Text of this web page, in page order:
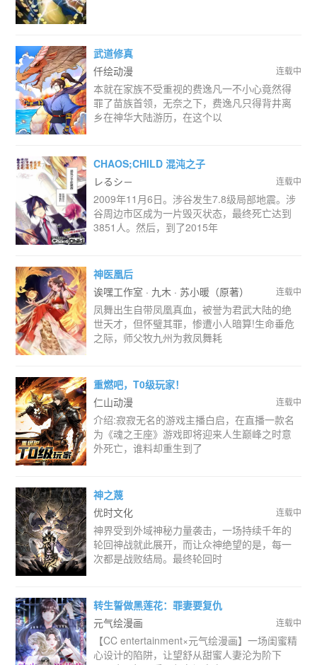
武道修真
仟绘动漫
连载中
本就在家族不受重视的费逸凡一不小心竟然得
罪了苗族首领，无奈之下，费逸凡只得背井离
乡在神华大陆游历，在这个以
CHAOS;CHILD 混沌之子
レるシ－
连载中
2009年11月6日。涉谷发生7.8级局部地震。涉
谷周边市区成为一片毁灭状态，最终死亡达到
3851人。然后，到了2015年
神医凰后
诶嘿工作室 · 九木 · 苏小暖（原著）
连载中
凤舞出生自带凤凰真血，被誉为君武大陆的绝
世天才，但怀璧其罪，惨遭小人暗算!生命垂危
之际，师父牧九州为救凤舞耗
重燃吧，T0级玩家！
仁山动漫
连载中
介绍:寂寂无名的游戏主播白启，在直播一款名
为《魂之王座》游戏即将迎来人生巅峰之时意
外死亡，谁料却重生到了
神之蔑
优时文化
连载中
神界受到外域神秘力量袭击，一场持续千年的
轮回神战就此展开，而让众神绝望的是，每一
次都是战败结局。最终轮回时
转生誓做黑莲花：罪妻要复仇
元气绘漫画
连载中
【CC entertainment×元气绘漫画】一场闺蜜精
心设计的陷阱，让望舒从甜蜜人妻沦为阶下